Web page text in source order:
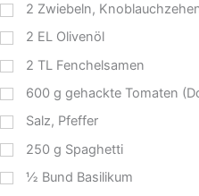
2 Zwiebeln,
2 EL Olivenöl
2 TL Fenchelsamen
600 g gehackte Tomaten
Salz, Pfeffer
250 g Spaghetti
½ Bund Basilikum